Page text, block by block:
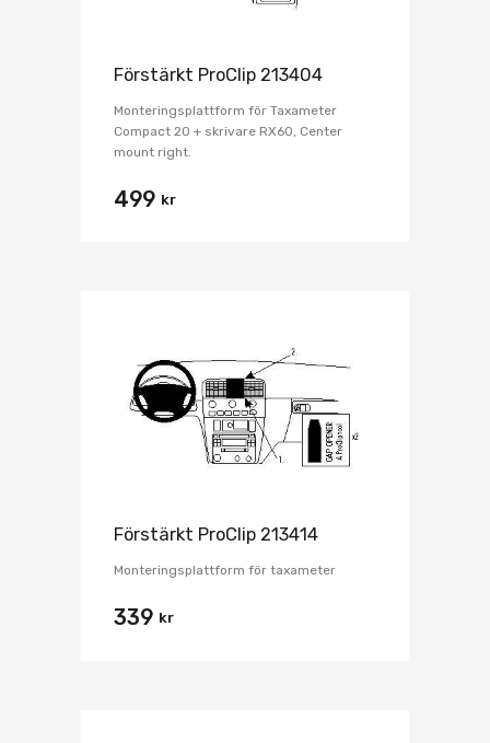
Förstärkt ProClip 213404
Monteringsplattform för Taxameter
Compact 20 + skrivare RX60, Center
mount right.
499 kr
Förstärkt ProClip 213414
Monteringsplattform för taxameter
339 kr